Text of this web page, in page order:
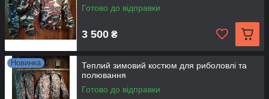
Готово до відправки
3 500 ₴
Новинка
Теплий зимовий костюм для риболовлі та
полювання
Готово до відправки